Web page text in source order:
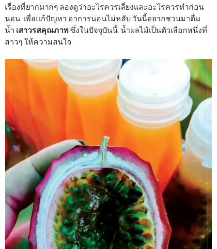
เรื่องที่ยากมากๆ ลองดูว่าอะไรควรเลี่ยงและอะไรควรทำก่อน
นอน เพื่อแก้ปัญหา อาการนอนไม่หลับ วันนี้อยากชวนมาดื่ม
น้ำ เสาวรสคุณภาพ ซึ่งในปัจจุบันนี้ น้ำผลไม้เป็นตัวเลือกหนึ่งที่
สาวๆ ให้ความสนใจ